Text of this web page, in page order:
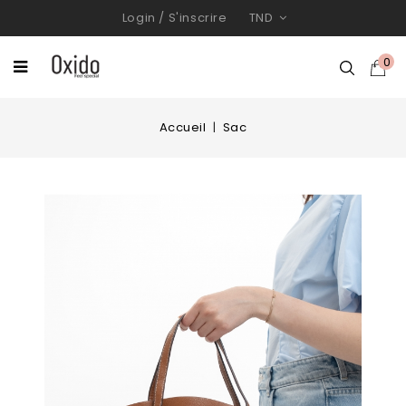
Login / S'inscrire TND
0
Accueil Sac